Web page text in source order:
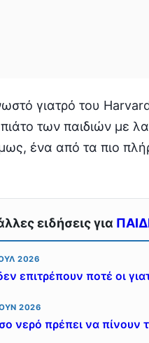
γιατρό του
των παιδιών με
ένα από τα πιο
ειδήσεις για
2026
επιτρέπουν ποτέ οι
2026
νερό πρέπει να πίνουν